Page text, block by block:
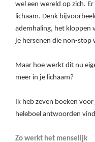
wel een wereld op zich.
lichaam. Denk
ademhaling, het kloppen
je hersenen die non-stop
Maar hoe werkt dit nu
meer in je lichaam?
Ik heb zeven boeken
heleboel antwoorden
Zo werkt het menselijk